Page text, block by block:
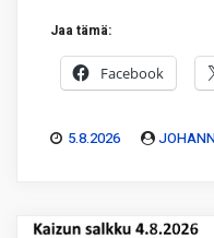
Jaa tämä:
Facebook
5.8.2026